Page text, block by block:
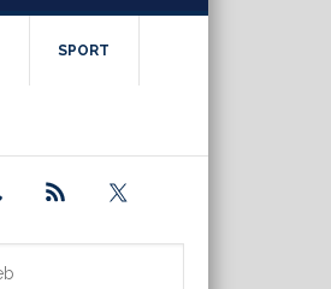
SPORT